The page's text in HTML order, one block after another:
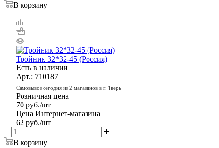
В корзину
Тройник 32*32-45 (Россия)
Есть в наличии
Арт.: 710187
Самовывоз сегодня из 2 магазинов в г. Тверь
Розничная цена
70 руб./шт
Цена Интернет-магазина
62 руб./шт
В корзину